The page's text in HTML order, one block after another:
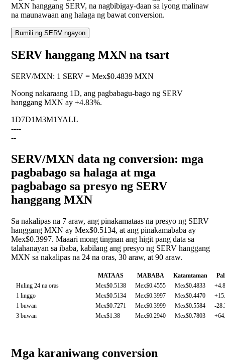
MXN hanggang SERV, na nagbibigay-daan sa iyong malinaw
na maunawaan ang halaga ng bawat conversion.
Bumili ng SERV ngayon
SERV hanggang MXN na tsart
SERV/MXN: 1 SERV = Mex$0.4839 MXN
Noong nakaraang 1D, ang pagbabagu-bago ng SERV
hanggang MXN ay +4.83%.
1D7D1M3M1YALL
----
--
SERV/MXN data ng conversion: mga
pagbabago sa halaga at mga
pagbabago sa presyo ng SERV
hanggang MXN
Sa nakalipas na 7 araw, ang pinakamataas na presyo ng SERV
hanggang MXN ay Mex$0.5134, at ang pinakamababa ay
Mex$0.3997. Maaari mong tingnan ang higit pang data sa
talahanayan sa ibaba, kabilang ang presyo ng SERV hanggang
MXN sa nakalipas na 24 na oras, 30 araw, at 90 araw.
MATAAS MABABA Katamtaman
Huling 24 na oras
Mex$0.5138 Mex$0.4555 Mex$0.4833
1 linggo
Mex$0.5134 Mex$0.3997 Mex$0.4470
1 buwan
Mex$0.7271 Mex$0.3999 Mex$0.5584
-
3 buwan
Mex$1.38 Mex$0.2940 Mex$0.7803
Mga karaniwang conversion